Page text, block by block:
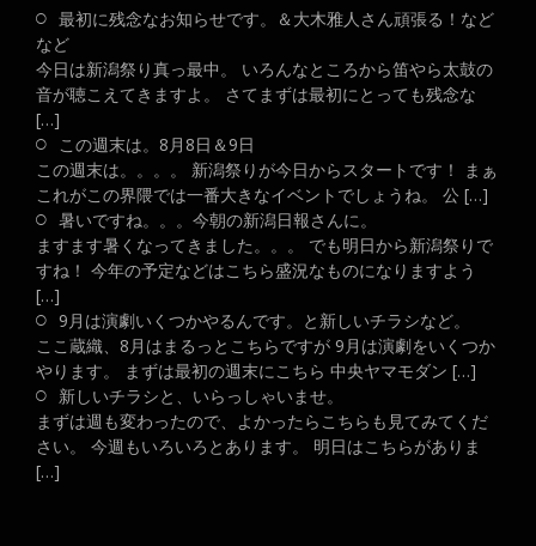
最初に残念なお知らせです。＆大木雅人さん頑張る！など
など
今日は新潟祭り真っ最中。 いろんなところから笛やら太鼓の
音が聴こえてきますよ。 さてまずは最初にとっても残念な
[…]
この週末は。8月8日＆9日
この週末は。。。。 新潟祭りが今日からスタートです！ まぁ
これがこの界隈では一番大きなイベントでしょうね。 公 […]
暑いですね。。。今朝の新潟日報さんに。
ますます暑くなってきました。。。 でも明日から新潟祭りで
すね！ 今年の予定などはこちら盛況なものになりますよう
[…]
9月は演劇いくつかやるんです。と新しいチラシなど。
ここ蔵織、8月はまるっとこちらですが 9月は演劇をいくつか
やります。 まずは最初の週末にこちら 中央ヤマモダン […]
新しいチラシと、いらっしゃいませ。
まずは週も変わったので、よかったらこちらも見てみてくだ
さい。 今週もいろいろとあります。 明日はこちらがありま
[…]